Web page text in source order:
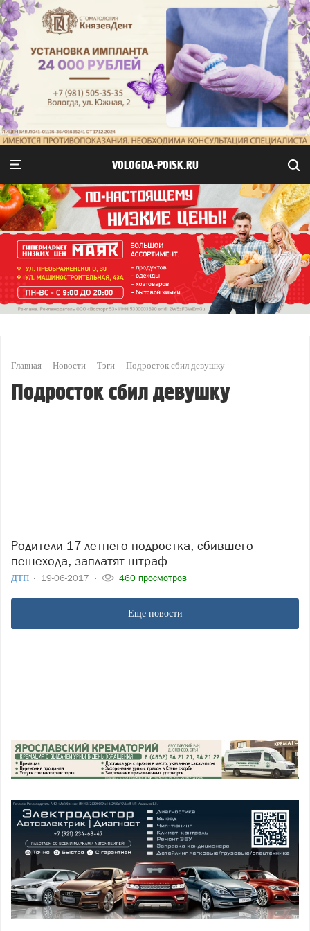
VOLOGDA-POISK.RU
Главная Новости Тэги Подросток сбил девушку
Подросток сбил девушку
Родители 17-летнего подростка, сбившего
пешехода, заплатят штраф
ДТП 19-06-2017 460 просмотров
Еще новости